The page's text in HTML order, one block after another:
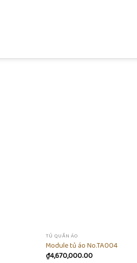
TỦ QUẦN ÁO
Module tủ áo No.TA004
₫4,670,000.00